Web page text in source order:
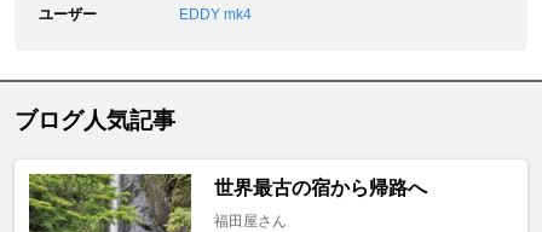
ユーザー EDDY mk4
ブログ人気記事
世界最古の宿から帰路へ
福田屋さん